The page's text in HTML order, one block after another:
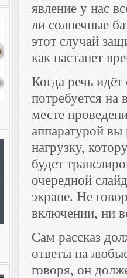
явление у нас
ли солнечные
этот случай
как настанет
Когда речь
потребуется на
месте
аппаратурой вы
нагрузку,
будет
очередной
экране. Не
включении, ни
Сам рассказ
ответы на
говоря, он